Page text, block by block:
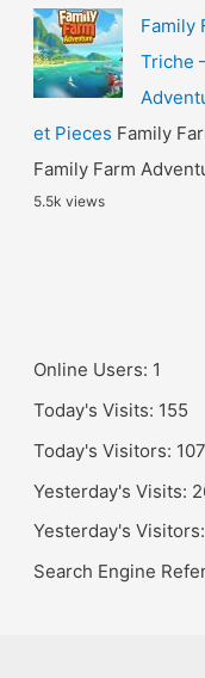
Family
Triche
et Pieces Family
Family Farm
5.5k views
Online Users: 1
Today's Visits: 155
Today's Visitors: 107
Yesterday's Visits:
Yesterday's Visitors:
Search Engine